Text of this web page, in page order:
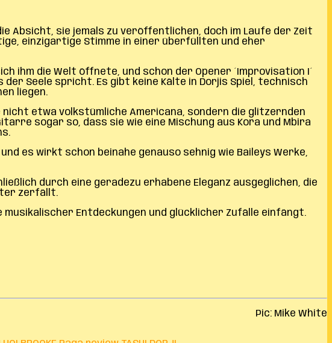
Absicht, sie jemals zu veröffentlichen, doch im Laufe der Zeit
einzigartige Stimme in einer überfüllten und eher
ihm die Welt öffnete, und schon der Opener ´Improvisation I´
Seele spricht. Es gibt keine Kälte in Dorjis Spiel, technisch
liegen.
etwa volkstümliche Americana, sondern die glitzernden
sogar so, dass sie wie eine Mischung aus Kora und Mbira
es wirkt schon beinahe genauso sehnig wie Baileys Werke,
durch eine geradezu erhabene Eleganz ausgeglichen, die
zerfällt.
Entdeckungen und glücklicher Zufälle einfängt.
Pic: Mike White